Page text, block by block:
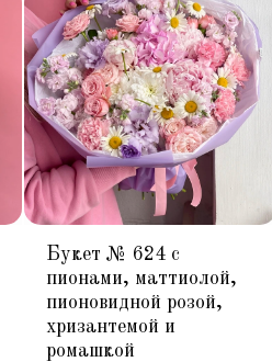
Букет № 624 с
пионами, маттиолой,
пионовидной розой,
хризантемой и
ромашкой